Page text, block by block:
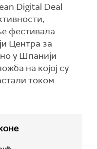
Digital Deal
фестивала
Центра за
у Шпанији
на којој су
током